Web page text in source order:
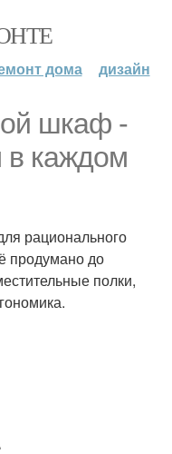
дома дизайн
шкаф -
в каждом
рационального
продумано до
полки,